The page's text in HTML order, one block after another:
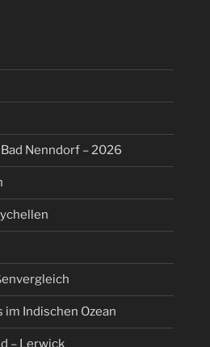
Nenndorf – 2026
im Indischen Ozean
– Lerwick